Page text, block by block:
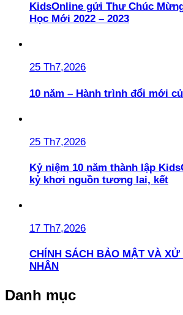
KidsOnline gửi Thư Chúc
Học Mới 2022 – 2023
25 Th7,2026
10 năm – Hành trình đổi mới
25 Th7,2026
Kỷ niệm 10 năm thành lập
kỷ khơi nguồn tương lai, kết
17 Th7,2026
CHÍNH SÁCH BẢO MẬT VÀ
NHÂN
Danh mục